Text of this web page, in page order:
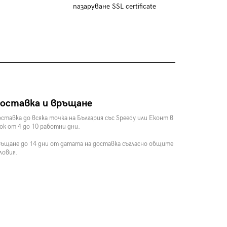
пазаруване SSL certificate
и връщане
до всяка точка на България със Speedy или Еконт в
от 4 до 10 работни дни.
до 14 дни от датата на доставка съгласно общите